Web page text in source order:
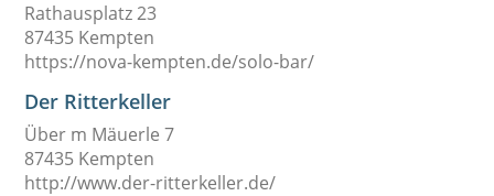
Rathausplatz 23
87435 Kempten
https://nova-kempten.de/solo-bar/
Der Ritterkeller
Über m Mäuerle 7
87435 Kempten
http://www.der-ritterkeller.de/